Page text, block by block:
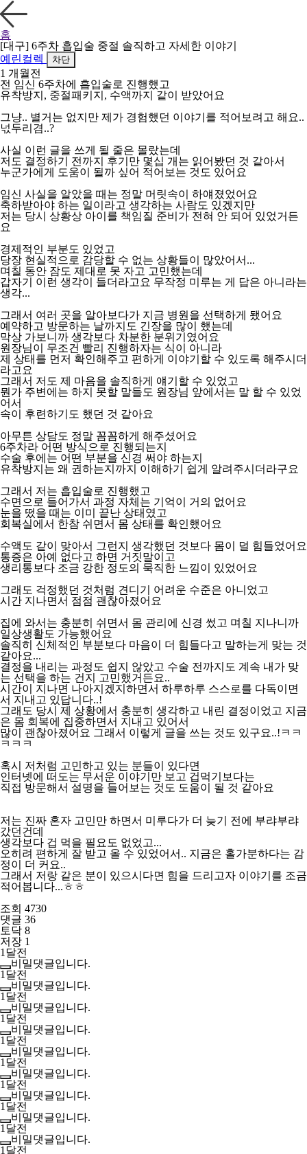
홈
[대구] 6주차 흡입술 중절 솔직하고 자세한 이야기
예린컬렉
차단
1 개월전
전 임신 6주차에 흡입술로 진행했고
유착방지, 중절패키지, 수액까지 같이 받았어요
그냥.. 별거는 없지만 제가 경험했던 이야기를 적어보려고 해요..
넋두리겸..?
사실 이런 글을 쓰게 될 줄은 몰랐는데
저도 결정하기 전까지 후기만 몇십 개는 읽어봤던 것 같아서
누군가에게 도움이 될까 싶어 적어보는 것도 있어요
임신 사실을 알았을 때는 정말 머릿속이 하얘졌었어요
축하받아야 하는 일이라고 생각하는 사람도 있겠지만
저는 당시 상황상 아이를 책임질 준비가 전혀 안 되어 있었거든
요
경제적인 부분도 있었고
당장 현실적으로 감당할 수 없는 상황들이 많았어서...
며칠 동안 잠도 제대로 못 자고 고민했는데
갑자기 이런 생각이 들더라고요 무작정 미루는 게 답은 아니라는
생각...
그래서 여러 곳을 알아보다가 지금 병원을 선택하게 됐어요
예약하고 방문하는 날까지도 긴장을 많이 했는데
막상 가보니까 생각보다 차분한 분위기였어요
원장님이 무조건 빨리 진행하자는 식이 아니라
제 상태를 먼저 확인해주고 편하게 이야기할 수 있도록 해주시더
라고요
그래서 저도 제 마음을 솔직하게 얘기할 수 있었고
뭔가 주변에는 하지 못할 말들도 원장님 앞에서는 말 할 수 있었
어서
속이 후련하기도 했던 것 같아요
아무튼 상담도 정말 꼼꼼하게 해주셨어요
6주차라 어떤 방식으로 진행되는지
수술 후에는 어떤 부분을 신경 써야 하는지
유착방지는 왜 권하는지까지 이해하기 쉽게 알려주시더라구요
그래서 저는 흡입술로 진행했고
수면으로 들어가서 과정 자체는 기억이 거의 없어요
눈을 떴을 때는 이미 끝난 상태였고
회복실에서 한참 쉬면서 몸 상태를 확인했어요
수액도 같이 맞아서 그런지 생각했던 것보다 몸이 덜 힘들었어요
통증은 아예 없다고 하면 거짓말이고
생리통보다 조금 강한 정도의 묵직한 느낌이 있었어요
그래도 걱정했던 것처럼 견디기 어려운 수준은 아니었고
시간 지나면서 점점 괜찮아졌어요
집에 와서는 충분히 쉬면서 몸 관리에 신경 썼고 며칠 지나니까
일상생활도 가능했어요
솔직히 신체적인 부분보다 마음이 더 힘들다고 말하는게 맞는 것
같아요...
결정을 내리는 과정도 쉽지 않았고 수술 전까지도 계속 내가 맞
는 선택을 하는 건지 고민했거든요..
시간이 지나면 나아지겠지하면서 하루하루 스스로를 다독이면
서 지내고 있답니다..!
그래도 당시 제 상황에서 충분히 생각하고 내린 결정이었고 지금
은 몸 회복에 집중하면서 지내고 있어서
많이 괜찮아졌어요 그래서 이렇게 글을 쓰는 것도 있구요..!ㅋㅋ
ㅋㅋㅋ
혹시 저처럼 고민하고 있는 분들이 있다면
인터넷에 떠도는 무서운 이야기만 보고 겁먹기보다는
직접 방문해서 설명을 들어보는 것도 도움이 될 것 같아요
저는 진짜 혼자 고민만 하면서 미루다가 더 늦기 전에 부랴부랴
갔던건데
생각보다 겁 먹을 필요도 없었고...
오히려 편하게 잘 받고 올 수 있었어서.. 지금은 홀가분하다는 감
정이 더 커요..
그래서 저랑 같은 분이 있으시다면 힘을 드리고자 이야기를 조금
적어봅니다...ㅎㅎ
조회 4730
댓글 36
토닥 8
저장 1
1달전
비밀댓글입니다.
1달전
비밀댓글입니다.
1달전
비밀댓글입니다.
1달전
비밀댓글입니다.
1달전
비밀댓글입니다.
1달전
비밀댓글입니다.
1달전
비밀댓글입니다.
1달전
비밀댓글입니다.
1달전
비밀댓글입니다.
1달전